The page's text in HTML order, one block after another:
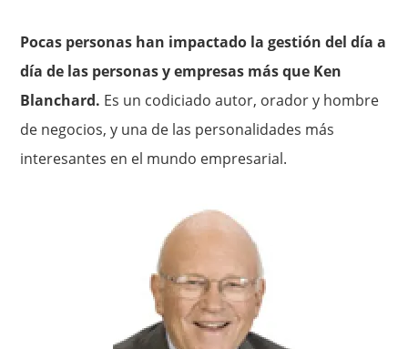
Pocas personas han impactado la gestión del día a
día de las personas y empresas más que Ken
Blanchard. Es un codiciado autor, orador y hombre
de negocios, y una de las personalidades más
interesantes en el mundo empresarial.